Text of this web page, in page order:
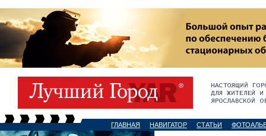
ГЛАВНАЯ НАВИГАТОР СТАТЬИ